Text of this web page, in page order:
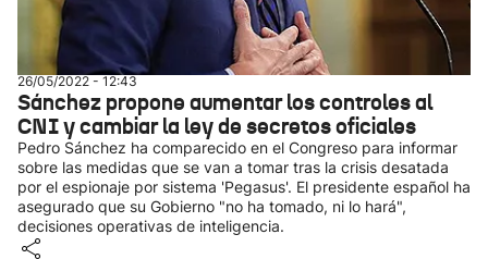
26/05/2022 - 12:43
Sánchez propone aumentar los controles al
CNI y cambiar la ley de secretos oficiales
Pedro Sánchez ha comparecido en el Congreso para informar
sobre las medidas que se van a tomar tras la crisis desatada
por el espionaje por sistema 'Pegasus'. El presidente español ha
asegurado que su Gobierno "no ha tomado, ni lo hará",
decisiones operativas de inteligencia.